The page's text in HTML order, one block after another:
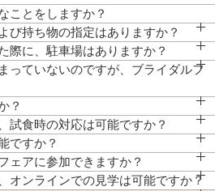
ことをしますか？
試食、相談会、お見積りのご説明等、おふたり
び持ち物の指定はありますか？
さい。写真もご自由に撮影していただけます。
際に、駐車場はありますか？
ますと、全額対応いたします。
っていないのですが、ブライダルフ
がわかっていると、より具体的なお見積りの
？
レートに盛り込み、デザート付きの無料試食
試食時の対応は可能ですか？
せください。
ですか？
とのご参加も可能です。
ェアに参加できますか？
リアフリーのためベビーカーでのご来館も可
オンラインでの見学は可能ですか？